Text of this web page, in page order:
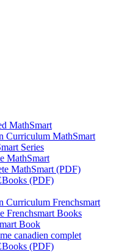
MathSmart
Curriculum MathSmart
Series
MathSmart
MathSmart (PDF)
(PDF)
Curriculum Frenchsmart
Frenchsmart Books
Book
canadien complet
(PDF)